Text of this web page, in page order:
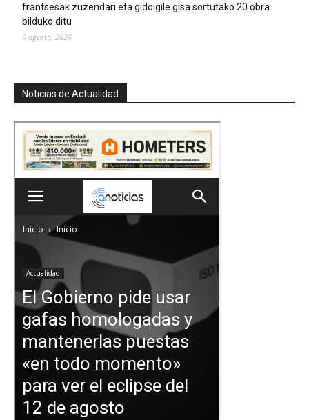
frantsesak zuzendari eta gidoigile gisa sortutako 20 obra
bilduko ditu
6 agosto, 2026
Noticias de Actualidad